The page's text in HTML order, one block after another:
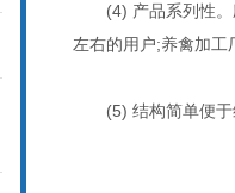
(4) 产品系列性。应
左右的用户;养禽加
(5) 结构简单便于维